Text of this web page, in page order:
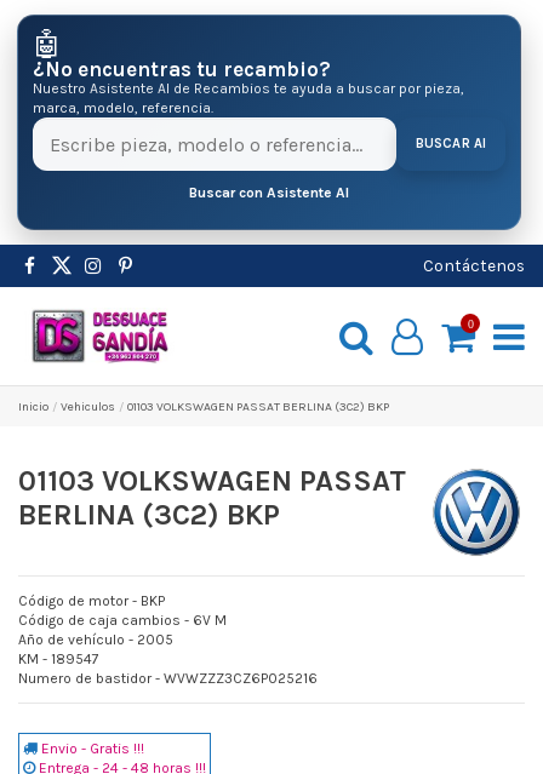
🤖
¿No encuentras tu recambio?
Nuestro Asistente AI de Recambios te ayuda a buscar por pieza,
marca, modelo, referencia.
BUSCAR AI
Buscar con Asistente AI
Contáctenos
0
Inicio Vehiculos 01103 VOLKSWAGEN PASSAT BERLINA (3C2) BKP
01103 VOLKSWAGEN PASSAT
BERLINA (3C2) BKP
Código de motor - BKP
Código de caja cambios - 6V M
Año de vehículo - 2005
KM - 189547
Numero de bastidor - WVWZZZ3CZ6P025216
Envio - Gratis !!!
Entrega - 24 - 48 horas !!!